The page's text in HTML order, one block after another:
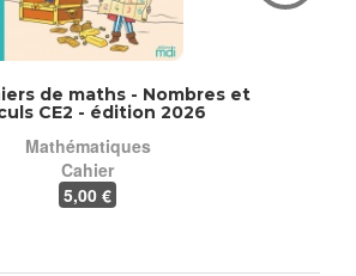
de maths - Nombres et
CE2 - édition 2026
Mathématiques
Cahier
5,00 €